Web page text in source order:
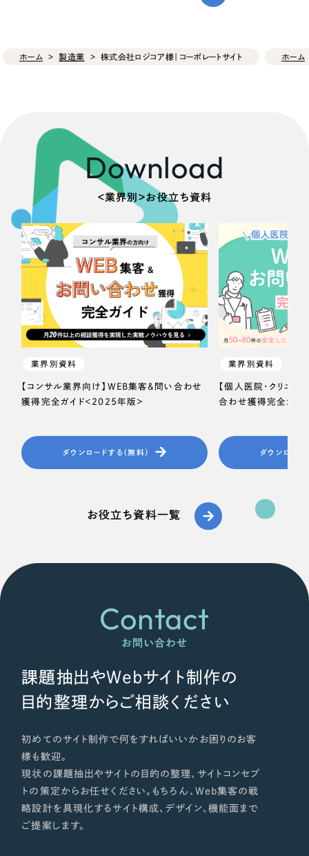
ホーム 製造業 株式会社ロジコア様｜コーポレートサイト ホーム
Download
＜業界別＞お役立ち資料
業界別資料
【コンサル業界向け】WEB集客＆問い合わせ
獲得完全ガイド＜2025年版＞
ダウンロードする（無料）
業界別資料
【個人医院・クリニッ
合わせ獲得完全ガイ
ダウンロード
お役立ち資料一覧
Contact
お問い合わせ
課題抽出やWebサイト制作の
目的整理からご相談ください
初めてのサイト制作で何をすればいいかお困りのお客
様も歓迎。
現状の課題抽出やサイトの目的の整理、サイトコンセプ
トの策定からお任せください。もちろん、Web集客の戦
略設計を具現化するサイト構成、デザイン、機能面まで
ご提案します。